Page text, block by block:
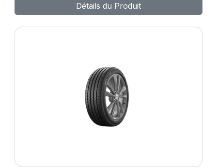
Détails du Produit